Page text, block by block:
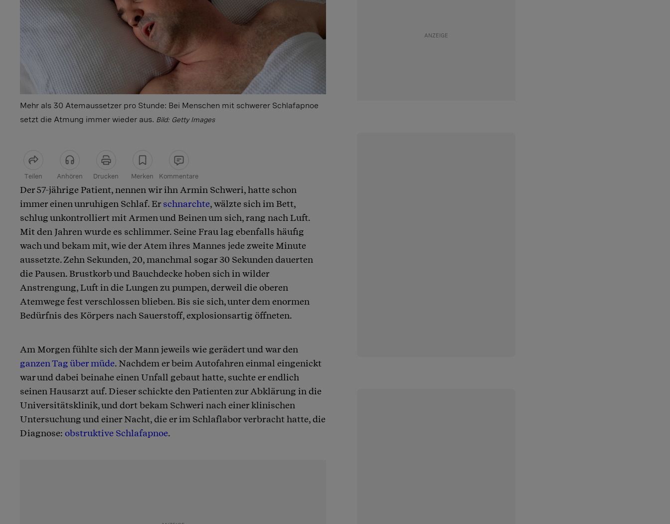
Mehr als 30 Atemaussetzer pro Stunde: Bei Menschen mit schwerer Schlafapnoe
setzt die Atmung immer wieder aus. Bild: Getty Images
Teilen Anhören Drucken Merken Kommentare
Artikel teilen
Der 57-jährige Patient, nennen wir ihn Armin Schweri, hatte schon
immer einen unruhigen Schlaf. Erschnarchte, wälzte sich im Bett,
schlug unkontrolliert mit Armen und Beinen um sich, rang nach Luft.
Mit den Jahren wurde es schlimmer. Seine Frau lag ebenfalls häufig
wach und bekam mit, wie der Atem ihres Mannes jede zweite Minute
aussetzte. Zehn Sekunden, 20, manchmal sogar 30 Sekunden dauerten
die Pausen. Brustkorb und Bauchdecke hoben sich in wilder
Anstrengung, Luft in die Lungen zu pumpen, derweil die oberen
Atemwege fest verschlossen blieben. Bis sie sich, unter dem enormen
Bedürfnis des Körpers nach Sauerstoff, explosionsartig öffneten.
Am Morgen fühlte sich der Mann jeweils wie gerädert und war den
ganzen Tag über müde. Nachdem er beim Autofahren einmal eingenickt
war und dabei beinahe einen Unfall gebaut hatte, suchte er endlich
seinen Hausarzt auf. Dieser schickte den Patienten zur Abklärung in die
Universitätsklinik, und dort bekam Schweri nach einer klinischen
Untersuchung und einer Nacht, die er im Schlaflabor verbracht hatte, die
Diagnose: obstruktive Schlafapnoe.